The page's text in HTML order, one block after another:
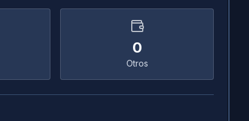
0
Otros